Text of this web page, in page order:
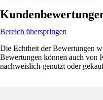
Bereich überspringen
Die Echtheit der Bewertungen
Bewertungen können auch von
nachweislich genutzt oder